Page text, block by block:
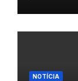
NOTÍCIA